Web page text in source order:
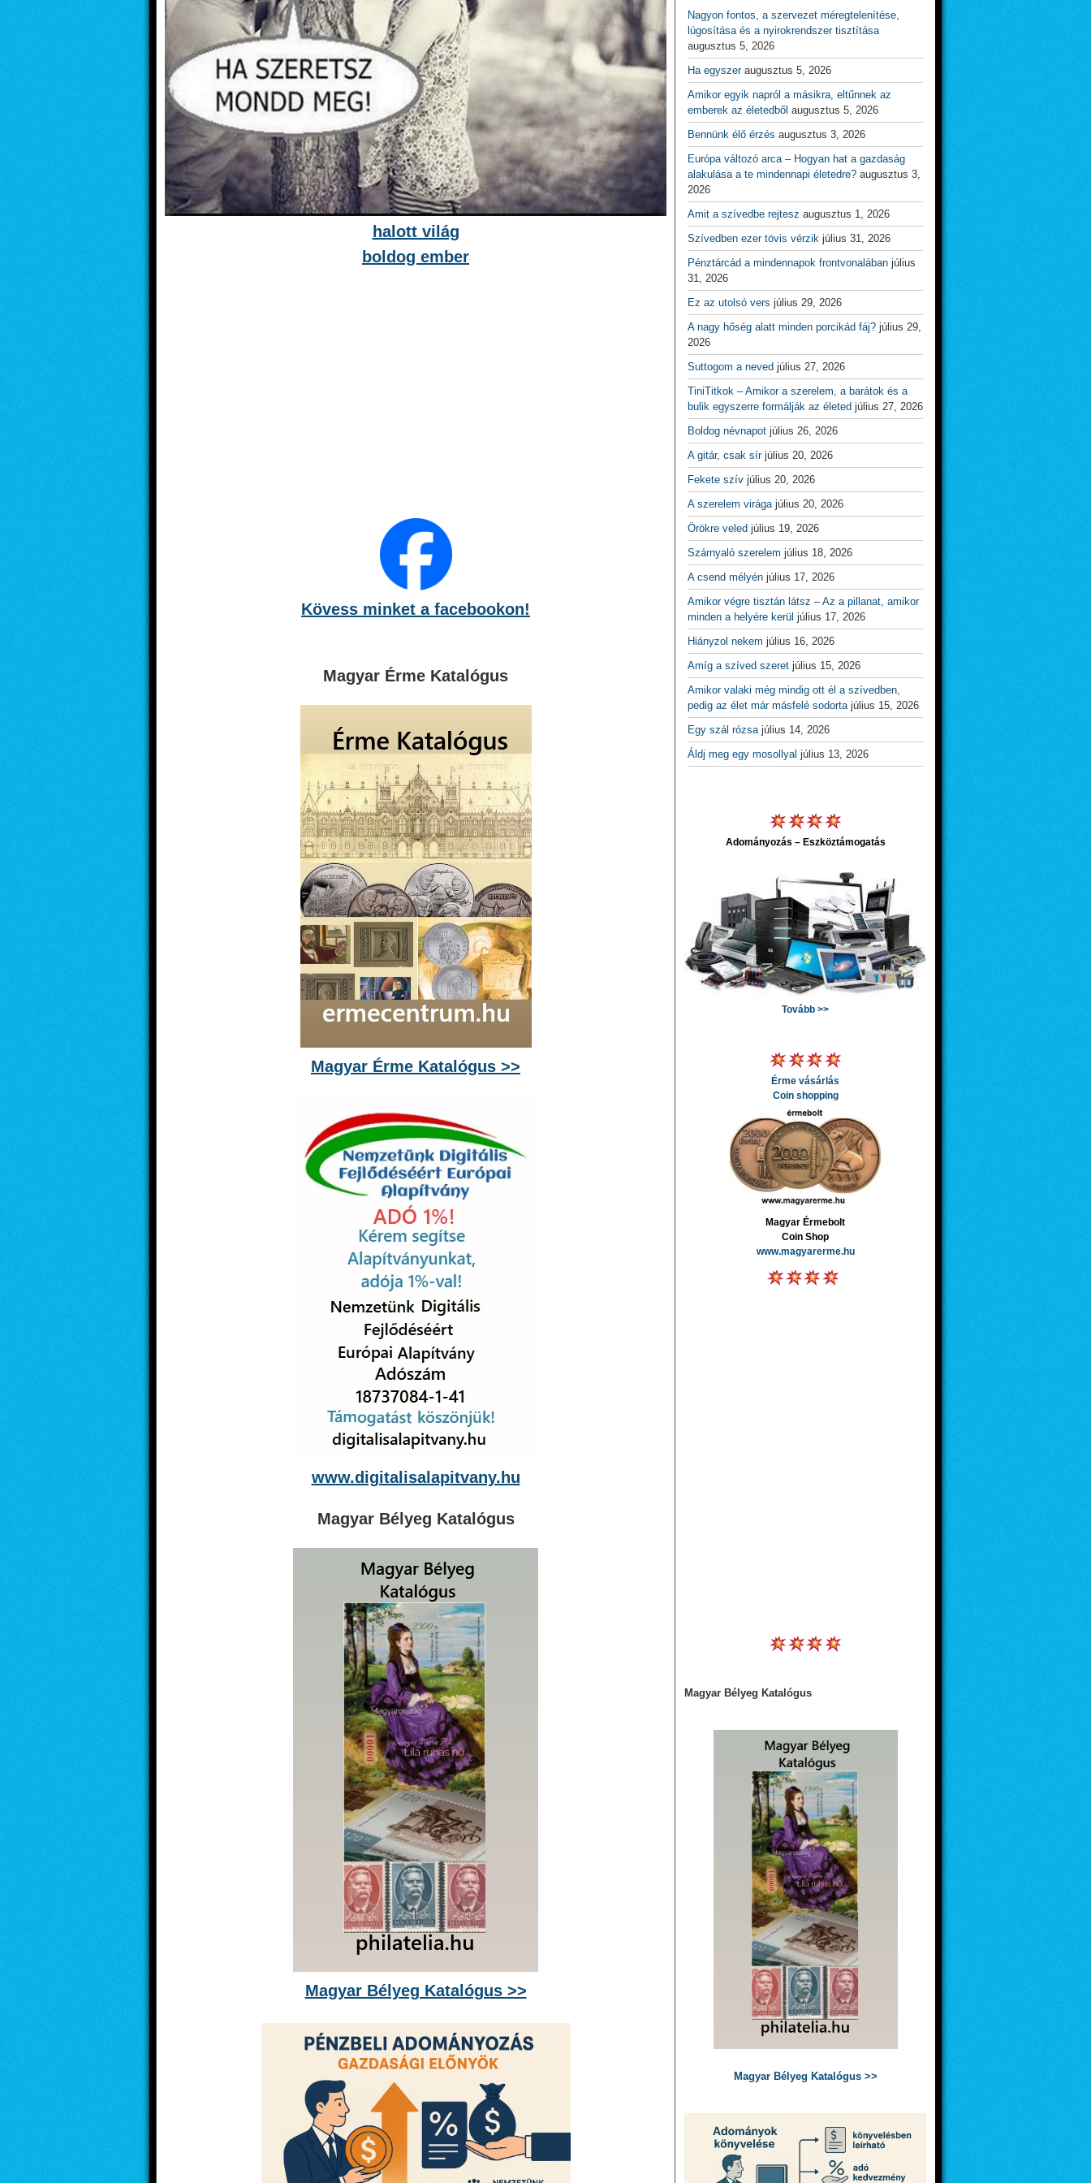
halott világ
boldog ember
Kövess minket a facebookon!
Magyar Érme Katalógus
Magyar Érme Katalógus >>
www.digitalisalapitvany.hu
Magyar Bélyeg Katalógus
Magyar Bélyeg Katalógus >>
Nagyon fontos, a szervezet méregtelenítése,
lúgosítása és a nyirokrendszer tisztítása
augusztus 5, 2026
Ha egyszer augusztus 5, 2026
Amikor egyik napról a másikra, eltűnnek az
emberek az életedből augusztus 5, 2026
Bennünk élő érzés augusztus 3, 2026
Európa változó arca – Hogyan hat a gazdaság
alakulása a te mindennapi életedre? augusztus 3,
2026
Amit a szívedbe rejtesz augusztus 1, 2026
Szívedben ezer tövis vérzik július 31, 2026
Pénztárcád a mindennapok frontvonalában július
31, 2026
Ez az utolsó vers július 29, 2026
A nagy hőség alatt minden porcikád fáj? július 29,
2026
Suttogom a neved július 27, 2026
TiniTitkok – Amikor a szerelem, a barátok és a
bulik egyszerre formálják az életed július 27, 2026
Boldog névnapot július 26, 2026
A gitár, csak sír július 20, 2026
Fekete szív július 20, 2026
A szerelem virága július 20, 2026
Örökre veled július 19, 2026
Szárnyaló szerelem július 18, 2026
A csend mélyén július 17, 2026
Amikor végre tisztán látsz – Az a pillanat, amikor
minden a helyére kerül július 17, 2026
Hiányzol nekem július 16, 2026
Amíg a szíved szeret július 15, 2026
Amikor valaki még mindig ott él a szívedben,
pedig az élet már másfelé sodorta július 15, 2026
Egy szál rózsa július 14, 2026
Áldj meg egy mosollyal július 13, 2026
Adományozás – Eszköztámogatás
Tovább >>
Érme vásárlás
Coin shopping
Magyar Érmebolt
Coin Shop
www.magyarerme.hu
Magyar Bélyeg Katalógus
Magyar Bélyeg Katalógus >>